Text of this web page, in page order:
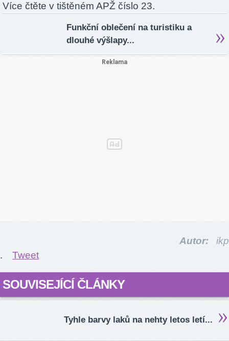
Více čtěte v tištěném APŽ číslo 23.
Funkční oblečení na turistiku a
dlouhé výšlapy...
Autor:
ikp
.
Tweet
SOUVISEJÍCÍ ČLÁNKY
Tyhle barvy laků na nehty letos letí...